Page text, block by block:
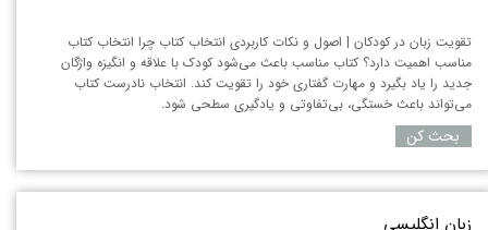
تقویت زبان در کودکان | اصول و نکات کاربردی انتخاب کتاب چرا انتخاب کتاب
مناسب اهمیت دارد؟ کتاب مناسب باعث می‌شود کودک با علاقه و انگیزه واژگان
جدید را یاد بگیرد و مهارت گفتاری خود را تقویت کند. انتخاب نادرست کتاب
می‌تواند باعث خستگی، بی‌تفاوتی و یادگیری سطحی شود.
بحث کن
زبان انگلیسی